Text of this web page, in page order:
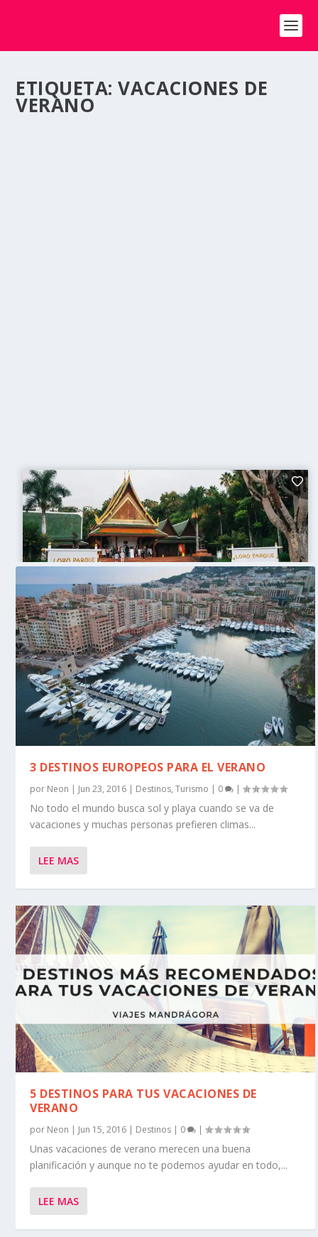
ETIQUETA:VACACIONES DE
VERANO
3 DESTINOS EUROPEOS PARA EL VERANO
por Neon | Jun 23, 2016 | Destinos,Turismo | 0 |
No todo el mundo busca sol y playa cuando se va de
vacaciones y muchas personas prefieren climas...
LEE MAS
5 DESTINOS PARA TUS VACACIONES DE
VERANO
por Neon | Jun 15, 2016 | Destinos | 0 |
Unas vacaciones de verano merecen una buena
planificación y aunque no te podemos ayudar en todo,...
LEE MAS